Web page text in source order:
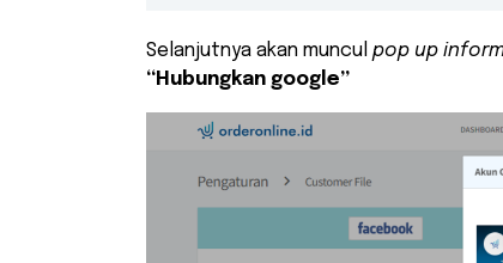
Selanjutnya akan muncul pop up
“Hubungkan google”